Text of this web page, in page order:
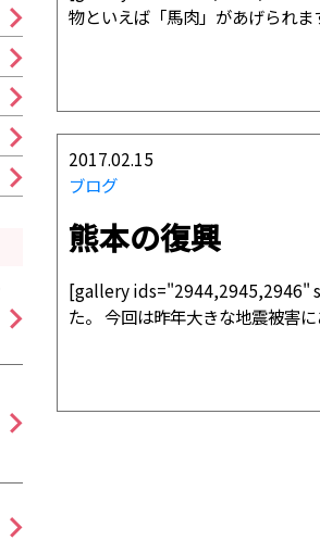
物といえば「馬肉」があげられ
2017.02.15
ブログ
熊本の復興
[gallery ids="2944,2945,2946"
た。 今回は昨年大きな地震被害